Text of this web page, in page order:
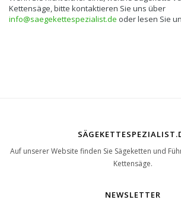
Kettensäge, bitte kontaktieren Sie uns über
info@saegekettespezialist.de oder lesen Sie
Auf unserer Website finden Sie Sägeketten und
Kettensäge.
NEWSLETTER